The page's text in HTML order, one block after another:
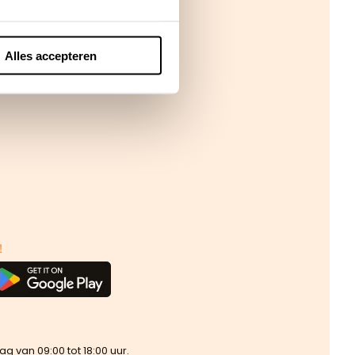
Alles accepteren
van 09:00 tot 18:00 uur.